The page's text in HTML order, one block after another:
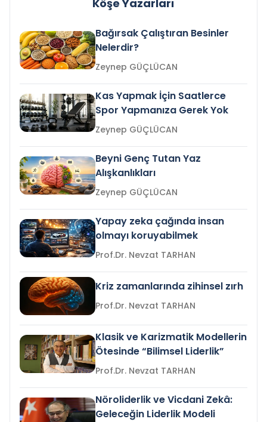
Köşe Yazarları
Bağırsak Çalıştıran Besinler
Nelerdir?
Zeynep GÜÇLÜCAN
Kas Yapmak İçin Saatlerce
Spor Yapmanıza Gerek Yok
Zeynep GÜÇLÜCAN
Beyni Genç Tutan Yaz
Alışkanlıkları
Zeynep GÜÇLÜCAN
Yapay zeka çağında insan
olmayı koruyabilmek
Prof.Dr. Nevzat TARHAN
Kriz zamanlarında zihinsel zırh
Prof.Dr. Nevzat TARHAN
Klasik ve Karizmatik Modellerin
Ötesinde “Bilimsel Liderlik”
Prof.Dr. Nevzat TARHAN
Nöroliderlik ve Vicdani Zekâ:
Geleceğin Liderlik Modeli